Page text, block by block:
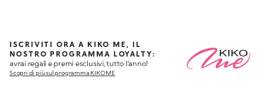
ISCRIVITI ORA A KIKO ME, IL
NOSTRO PROGRAMMA LOYALTY:
avrai regali e premi esclusivi, tutto l'anno!
Scopri di più sul programma KIKO ME